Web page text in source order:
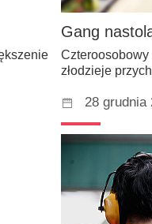
Gang
złodzieje
28 grudnia